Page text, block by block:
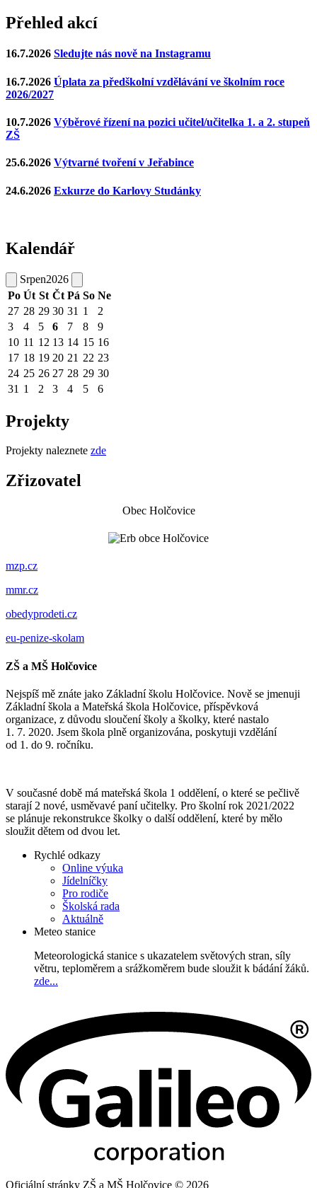
Přehled akcí
16.7.2026 Sledujte nás nově na Instagramu
16.7.2026 Úplata za předškolní vzdělávání ve školním roce
2026/2027
10.7.2026 Výběrové řízení na pozici učitel/učitelka 1. a 2. stupeň
ZŠ
25.6.2026 Výtvarné tvoření v Jeřabince
24.6.2026 Exkurze do Karlovy Studánky
Kalendář
Srpen2026
Po Út St Čt Pá So Ne
27 28 29 30 31 1
2
3
4 5 6 7 8
9
10 11 12 13 14 15 16
17 18 19 20 21 22 23
24 25 26 27 28 29 30
31 1 2 3 4 5 6
Projekty
Projekty naleznete zde
Zřizovatel
Obec Holčovice
mzp.cz
mmr.cz
obedyprodeti.cz
eu-penize-skolam
ZŠ a MŠ Holčovice
Nejspíš mě znáte jako Základní školu Holčovice. Nově se jmenuji
Základní škola a Mateřská škola Holčovice, příspěvková
organizace, z důvodu sloučení školy a školky, které nastalo
1. 7. 2020. Jsem škola plně organizována, poskytuji vzdělání
od 1. do 9. ročníku.
V současné době má mateřská škola 1 oddělení, o které se pečlivě
starají 2 nové, usměvavé paní učitelky. Pro školní rok 2021/2022
se plánuje rekonstrukce školky o další oddělení, které by mělo
sloužit dětem od dvou let.
Rychlé odkazy
Online výuka
Jídelníčky
Pro rodiče
Školská rada
Aktuálně
Meteo stanice
Meteorologická stanice s ukazatelem světových stran, síly
větru, teploměrem a srážkoměrem bude sloužit k bádání žáků.
zde...
Oficiální stránky ZŠ a MŠ Holčovice © 2026